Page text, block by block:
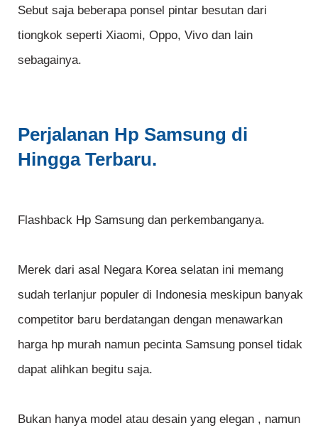
Sebut saja beberapa ponsel pintar besutan dari
tiongkok seperti Xiaomi, Oppo, Vivo dan lain
sebagainya.
Perjalanan Hp Samsung di
Hingga Terbaru.
Flashback Hp Samsung dan perkembanganya.
Merek dari asal Negara Korea selatan ini memang
sudah terlanjur populer di Indonesia meskipun banyak
competitor baru berdatangan dengan menawarkan
harga hp murah namun pecinta Samsung ponsel tidak
dapat alihkan begitu saja.
Bukan hanya model atau desain yang elegan , namun